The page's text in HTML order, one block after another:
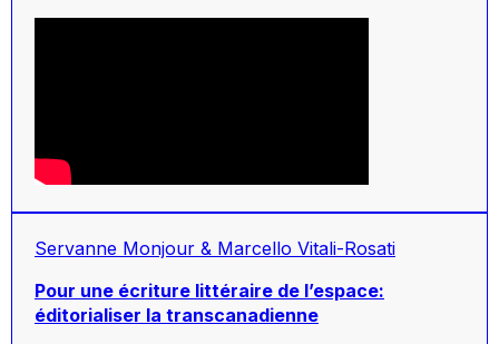
Servanne Monjour & Marcello Vitali-Rosati
Pour une écriture littéraire de l’espace:
éditorialiser la transcanadienne